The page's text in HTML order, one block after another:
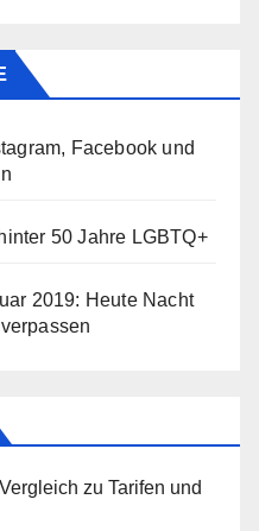
Facebook und
50 Jahre LGBTQ+
2019: Heute Nacht
zu Tarifen und